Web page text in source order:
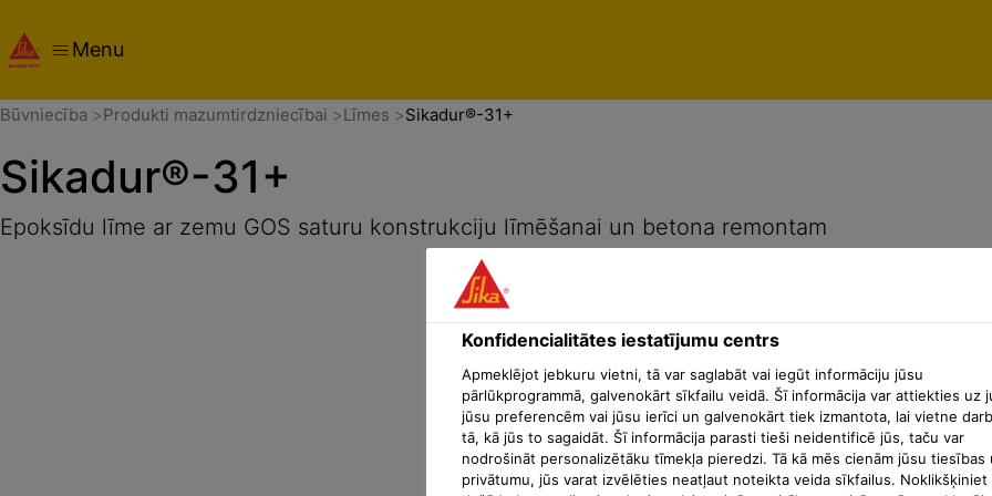
Menu
Būvniecība Produkti mazumtirdzniecībai Līmes Sikadur®-31+
Sikadur®-31+
Epoksīdu līme ar zemu GOS saturu konstrukciju līmēšanai un betona remontam
Konfidencialitātes iestatījumu centrs
Apmeklējot jebkuru vietni, tā var saglabāt vai iegūt informāciju jūsu
pārlūkprogrammā, galvenokārt sīkfailu veidā. Šī informācija var attiekties uz
jūsu preferencēm vai jūsu ierīci un galvenokārt tiek izmantota, lai vietne
tā, kā jūs to sagaidāt. Šī informācija parasti tieši neidentificē jūs, taču var
nodrošināt personalizētāku tīmekļa pieredzi. Tā kā mēs cienām jūsu tiesības
privātumu, jūs varat izvēlēties neatļaut noteikta veida sīkfailus. Noklikšķiniet
PārskatsProdukta detaļasIzmantošanas veidsDokumentiKonfidencialitātes iestatījumu centrs